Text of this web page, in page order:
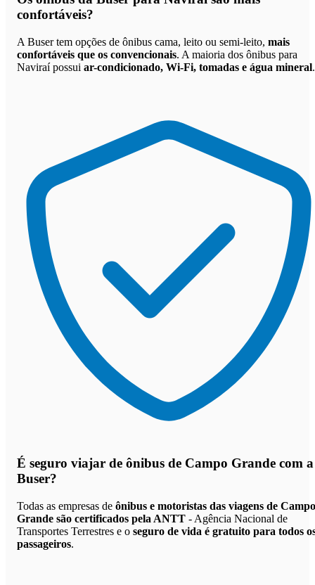
confortáveis?
A Buser tem opções de ônibus cama, leito ou semi-leito, mais
confortáveis que os convencionais. A maioria dos ônibus para
Naviraí possui ar-condicionado, Wi-Fi, tomadas e água mineral.
É seguro viajar de ônibus de Campo Grande com a
Buser?
Todas as empresas de ônibus e motoristas das viagens de Campo
Grande são certificados pela ANTT - Agência Nacional de
Transportes Terrestres e o seguro de vida é gratuito para todos
passageiros.